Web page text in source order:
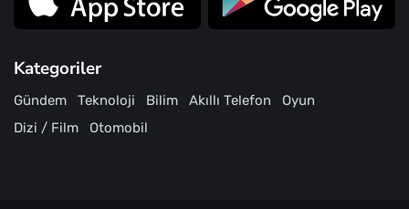
Kategoriler
Gündem Teknoloji Bilim Akıllı Telefon
Oyun
Dizi / Film
Otomobil